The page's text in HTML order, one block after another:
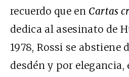
recuerdo que en Cartas
dedica al asesinato de
1978, Rossi se abstiene
desdén y por elegancia,